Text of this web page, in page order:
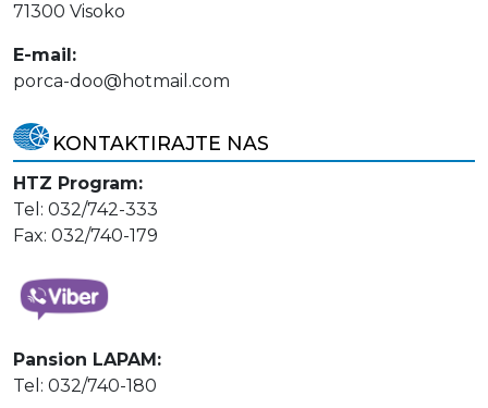
71300 Visoko
E-mail:
porca-doo@hotmail.com
KONTAKTIRAJTE NAS
HTZ Program:
Tel: 032/742-333
Fax: 032/740-179
Pansion LAPAM:
Tel: 032/740-180